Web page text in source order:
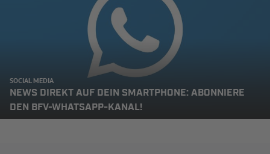
SOCIAL MEDIA
NEWS DIREKT AUF DEIN SMARTPHONE: ABONNIERE
DEN BFV-WHATSAPP-KANAL!